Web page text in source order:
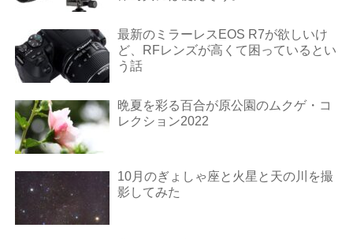
最新のミラーレスEOS R7が欲しいけ
ど、RFレンズが高くて困っているとい
う話
晩夏を彩る百合が原公園のムクゲ・コ
レクション2022
10月のぎょしゃ座と火星と天の川を撮
影してみた